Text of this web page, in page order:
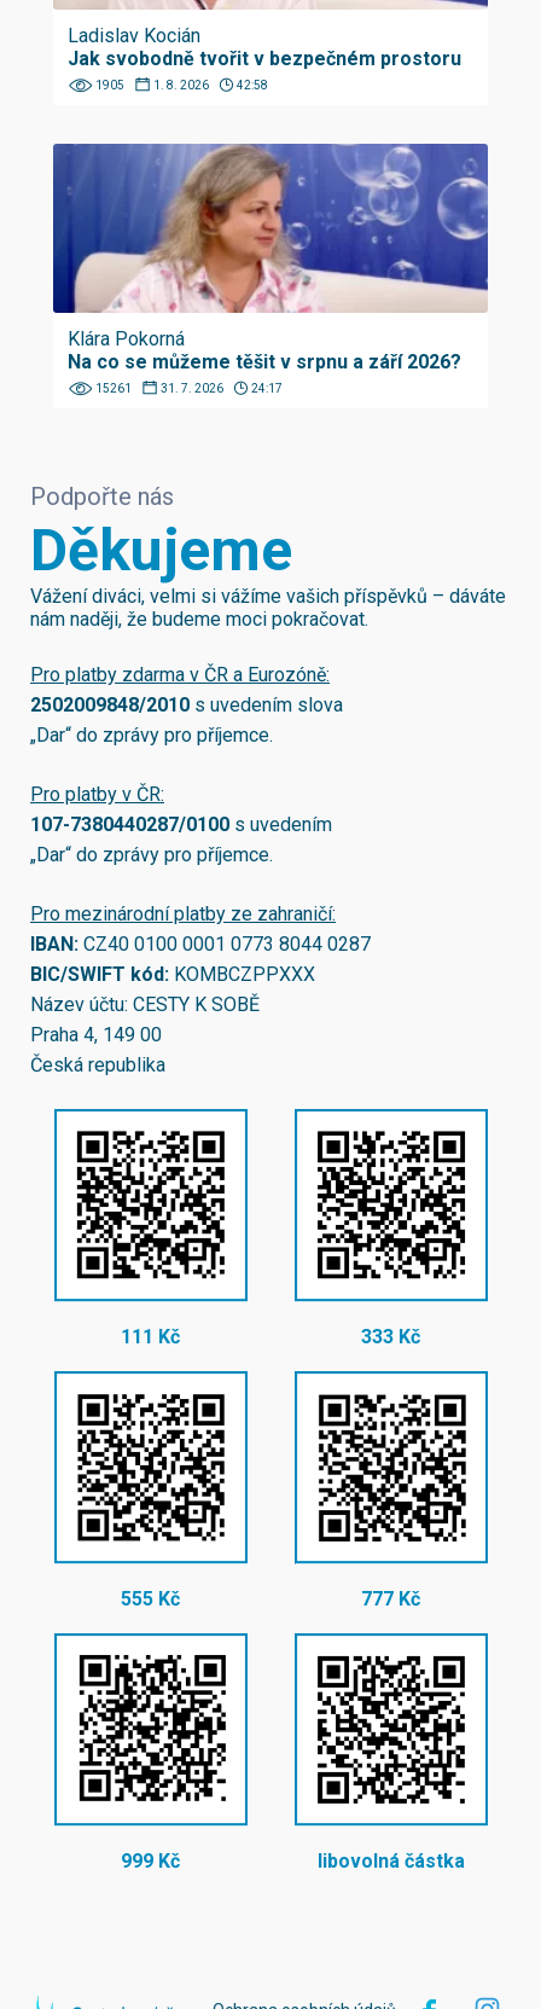
Ladislav Kocián
Jak svobodně tvořit v bezpečném prostoru
1905 1. 8. 2026 42:58
Klára Pokorná
Na co se můžeme těšit v srpnu a září 2026?
15261 31. 7. 2026 24:17
Podpořte nás
Děkujeme
Vážení diváci, velmi si vážíme vašich příspěvků – dáváte
nám naději, že budeme moci pokračovat.
Pro platby zdarma v ČR a Eurozóně:
2502009848/2010 s uvedením slova
„Dar“ do zprávy pro příjemce.
Pro platby v ČR:
107-7380440287/0100 s uvedením
„Dar“ do zprávy pro příjemce.
Pro mezinárodní platby ze zahraničí:
IBAN: CZ40 0100 0001 0773 8044 0287
BIC/SWIFT kód: KOMBCZPPXXX
Název účtu: CESTY K SOBĚ
Praha 4, 149 00
Česká republika
111 Kč 333 Kč
555 Kč 777 Kč
999 Kč libovolná částka